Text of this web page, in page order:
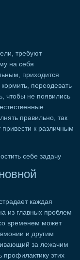
требуют
на себя
приходится
переодевать
чтобы не появились
правильно, так
к различным
каждая
из главных проблем
временем может
и другим
за лежачим
этих